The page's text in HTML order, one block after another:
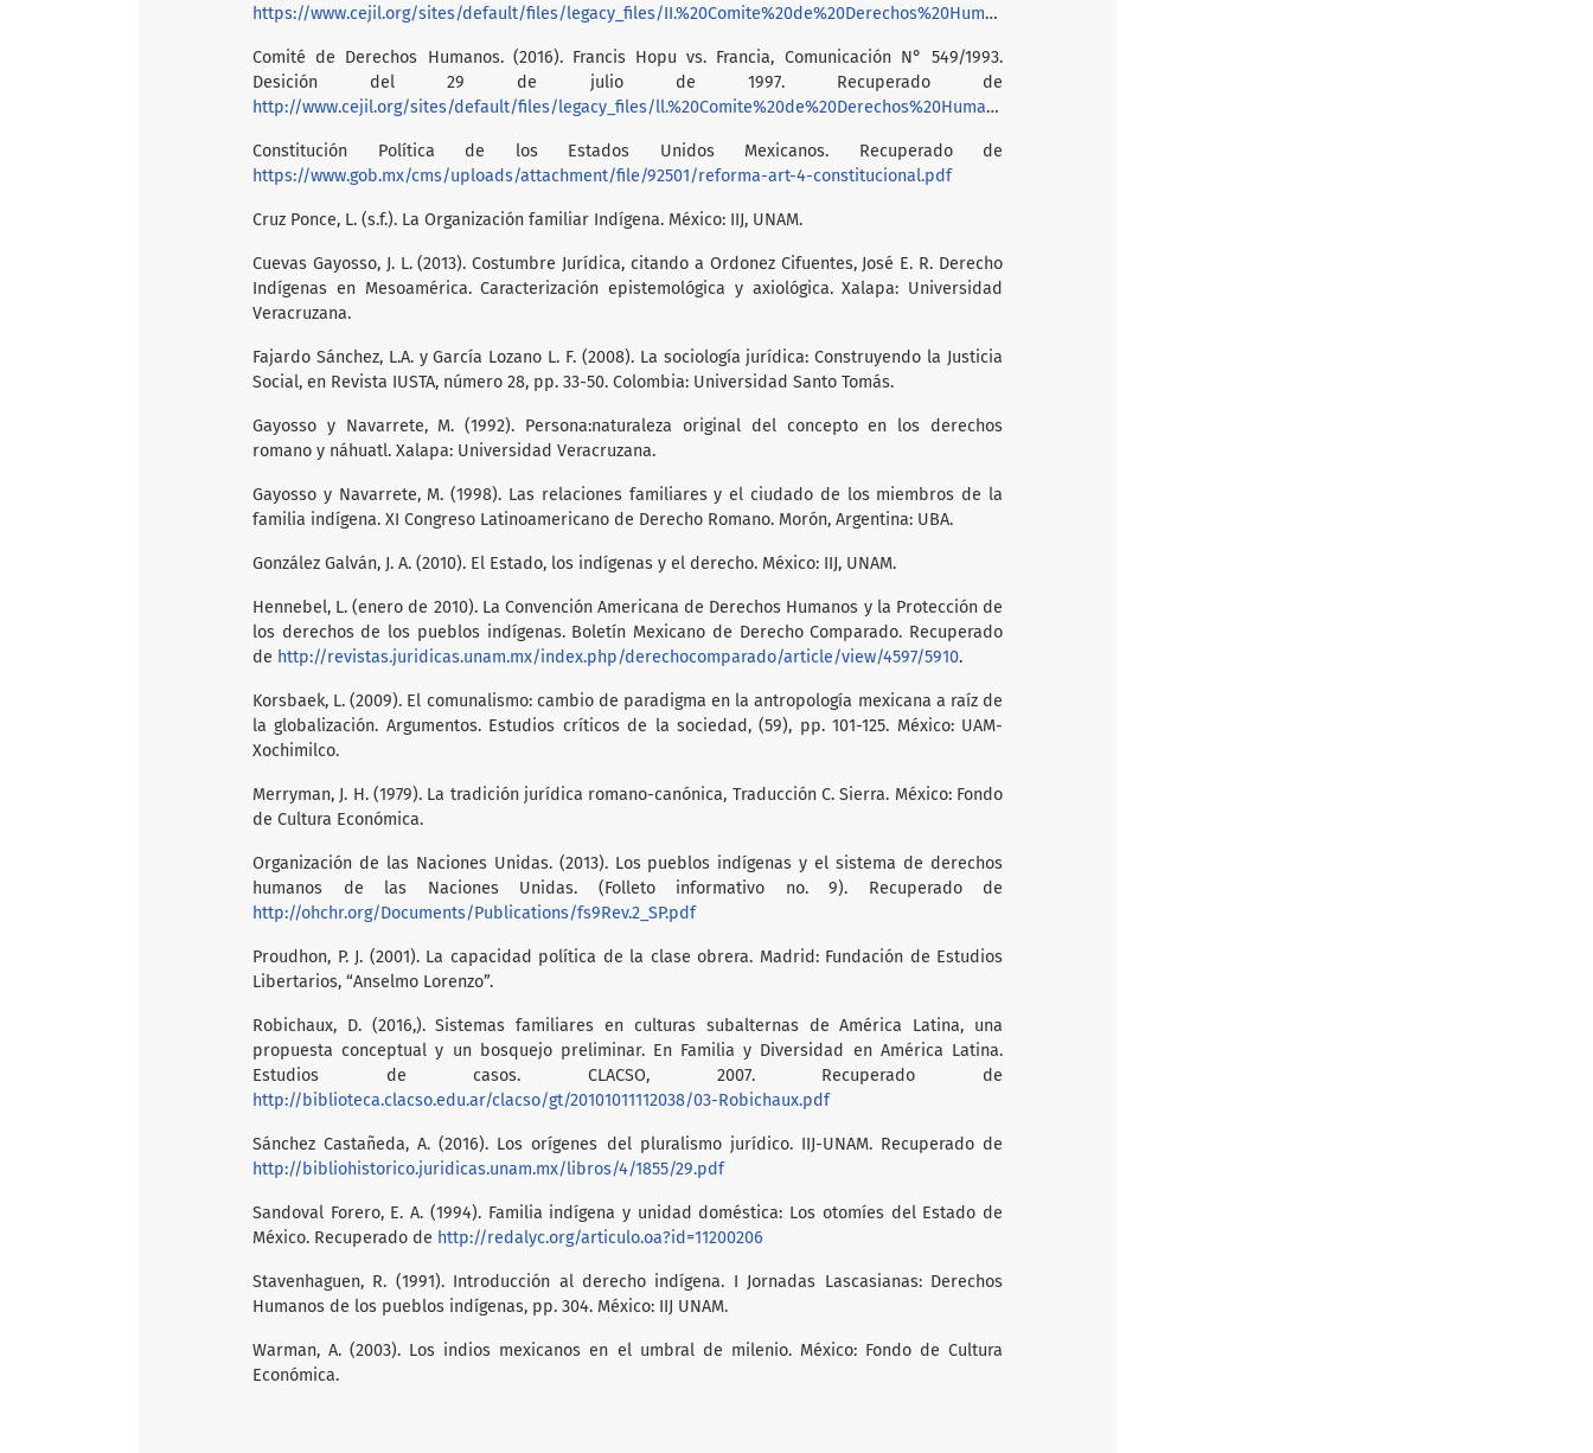
https://www.cejil.org/sites/default/files/legacy_files/II.%20Comite%20de%20Derechos%20Humanos.pdf
Comité de Derechos Humanos. (2016). Francis Hopu vs. Francia, Comunicación N° 549/1993.
Desición del 29 de julio de 1997. Recuperado de
http://www.cejil.org/sites/default/files/legacy_files/ll.%20Comite%20de%20Derechos%20Humanos.pdf
Constitución Política de los Estados Unidos Mexicanos. Recuperado de
https://www.gob.mx/cms/uploads/attachment/file/92501/reforma-art-4-constitucional.pdf
Cruz Ponce, L. (s.f.). La Organización familiar Indígena. México: IIJ, UNAM.
Cuevas Gayosso, J. L. (2013). Costumbre Jurídica, citando a Ordonez Cifuentes, José E. R. Derecho
Indígenas en Mesoamérica. Caracterización epistemológica y axiológica. Xalapa: Universidad
Veracruzana.
Fajardo Sánchez, L.A. y García Lozano L. F. (2008). La sociología jurídica: Construyendo la Justicia
Social, en Revista IUSTA, número 28, pp. 33-50. Colombia: Universidad Santo Tomás.
Gayosso y Navarrete, M. (1992). Persona:naturaleza original del concepto en los derechos
romano y náhuatl. Xalapa: Universidad Veracruzana.
Gayosso y Navarrete, M. (1998). Las relaciones familiares y el ciudado de los miembros de la
familia indígena. XI Congreso Latinoamericano de Derecho Romano. Morón, Argentina: UBA.
González Galván, J. A. (2010). El Estado, los indígenas y el derecho. México: IIJ, UNAM.
Hennebel, L. (enero de 2010). La Convención Americana de Derechos Humanos y la Protección de
los derechos de los pueblos indígenas. Boletín Mexicano de Derecho Comparado. Recuperado
de http://revistas.juridicas.unam.mx/index.php/derechocomparado/article/view/4597/5910.
Korsbaek, L. (2009). El comunalismo: cambio de paradigma en la antropología mexicana a raíz de
la globalización. Argumentos. Estudios críticos de la sociedad, (59), pp. 101-125. México: UAM-
Xochimilco.
Merryman, J. H. (1979). La tradición jurídica romano-canónica, Traducción C. Sierra. México: Fondo
de Cultura Económica.
Organización de las Naciones Unidas. (2013). Los pueblos indígenas y el sistema de derechos
humanos de las Naciones Unidas. (Folleto informativo no. 9). Recuperado de
http://ohchr.org/Documents/Publications/fs9Rev.2_SP.pdf
Proudhon, P. J. (2001). La capacidad política de la clase obrera. Madrid: Fundación de Estudios
Libertarios, “Anselmo Lorenzo”.
Robichaux, D. (2016,). Sistemas familiares en culturas subalternas de América Latina, una
propuesta conceptual y un bosquejo preliminar. En Familia y Diversidad en América Latina.
Estudios de casos. CLACSO, 2007. Recuperado de
http://biblioteca.clacso.edu.ar/clacso/gt/20101011112038/03-Robichaux.pdf
Sánchez Castañeda, A. (2016). Los orígenes del pluralismo jurídico. IIJ-UNAM. Recuperado de
http://bibliohistorico.juridicas.unam.mx/libros/4/1855/29.pdf
Sandoval Forero, E. A. (1994). Familia indígena y unidad doméstica: Los otomíes del Estado de
México. Recuperado de http://redalyc.org/articulo.oa?id=11200206
Stavenhaguen, R. (1991). Introducción al derecho indígena. I Jornadas Lascasianas: Derechos
Humanos de los pueblos indígenas, pp. 304. México: IIJ UNAM.
Warman, A. (2003). Los indios mexicanos en el umbral de milenio. México: Fondo de Cultura
Económica.